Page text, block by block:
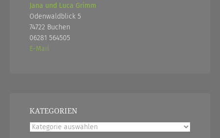
Jana und Luca Grimm
Odenwaldblick 5
74722 Buchen
06281 564505
E-Mail
KATEGORIEN
Kategorien